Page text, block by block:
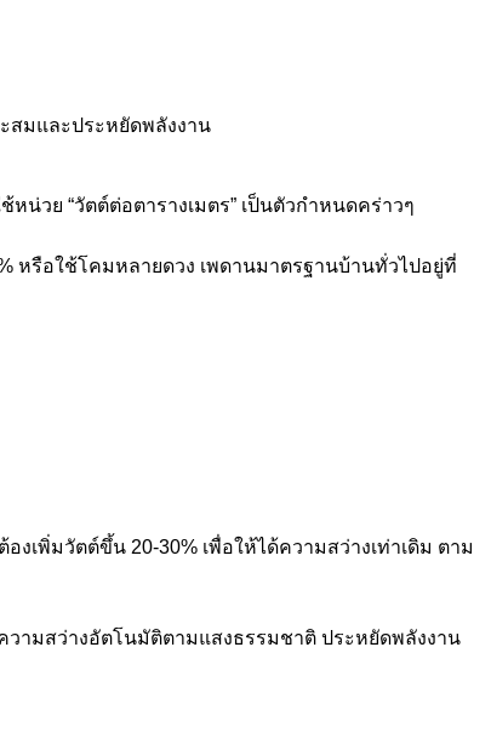
สมและประหยัดพลังงาน
วย “วัตต์ต่อตารางเมตร” เป็นตัวกำหนดคร่าวๆ
หรือใช้โคมหลายดวง เพดานมาตรฐานบ้านทั่วไปอยู่ที่
เพิ่มวัตต์ขึ้น 20-30% เพื่อให้ได้ความสว่างเท่าเดิม ตาม
ามสว่างอัตโนมัติตามแสงธรรมชาติ ประหยัดพลังงาน